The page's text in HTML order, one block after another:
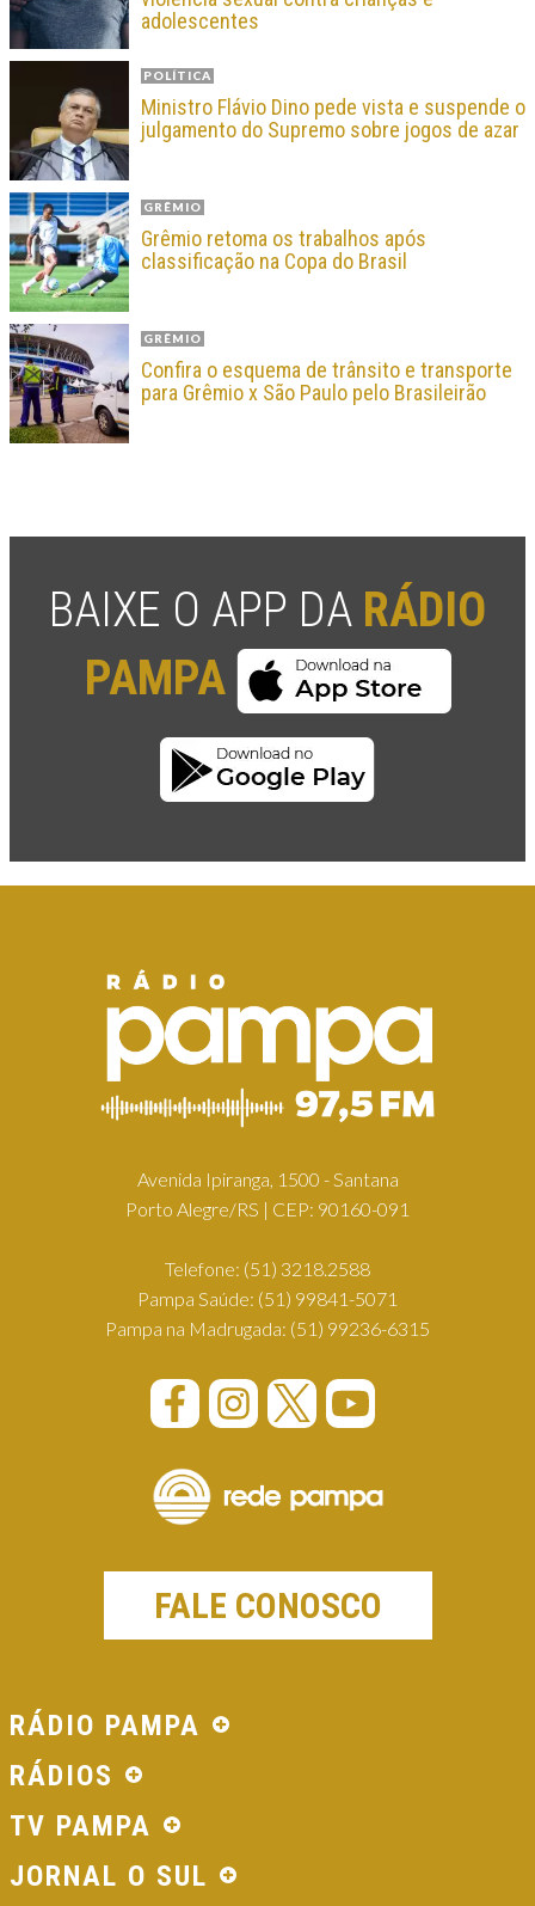
adolescentes
POLÍTICA
Ministro Flávio Dino pede vista e suspende o
julgamento do Supremo sobre jogos de azar
GRÊMIO
Grêmio retoma os trabalhos após
classificação na Copa do Brasil
GRÊMIO
Confira o esquema de trânsito e transporte
para Grêmio x São Paulo pelo Brasileirão
BAIXE O APP DA RÁDIO
PAMPA
Avenida Ipiranga, 1500 - Santana
Porto Alegre/RS | CEP: 90160-091
Telefone: (51) 3218.2588
Pampa Saúde: (51) 99841-5071
Pampa na Madrugada: (51) 99236-6315
FALE CONOSCO
RÁDIO PAMPA
RÁDIOS
TV PAMPA
JORNAL O SUL